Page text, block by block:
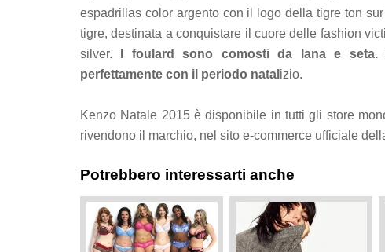
espadrillas color argento con il logo della tigre ton
tigre, destinata a conquistare il cuore delle fashion
silver. I foulard sono comosti da lana e
perfettamente con il periodo natal izio.
Kenzo Natale 2015 è disponibile in tutti gli store
rivendono il marchio, nel sito e-commerce ufficiale
Potrebbero interessarti anche